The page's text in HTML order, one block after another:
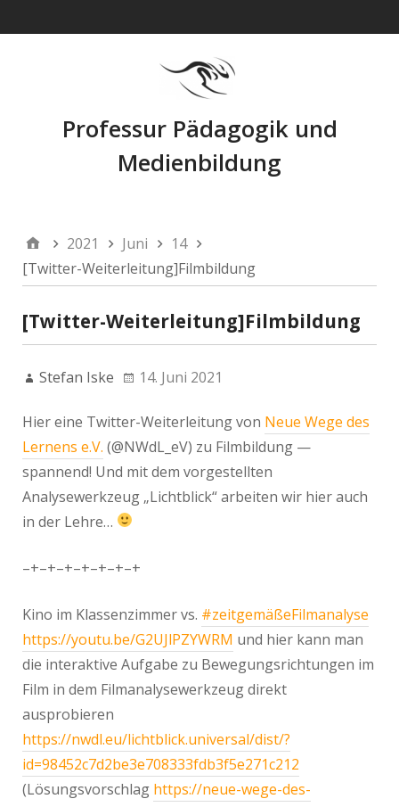
Professur Pädagogik und
Medienbildung
2021 Juni
14
[Twitter-Weiterleitung]Filmbildung
[Twitter-Weiterleitung]Filmbildung
Stefan Iske 14. Juni 2021
Hier eine Twitter-Weiterleitung von Neue Wege des
Lernens e.V. (@NWdL_eV) zu Filmbildung —
spannend! Und mit dem vorgestellten
Analysewerkzeug „Lichtblick“ arbeiten wir hier auch
in der Lehre…
–+–+–+–+–+–+–+
Kino im Klassenzimmer vs. #zeitgemäßeFilmanalyse
https://youtu.be/G2UJlPZYWRM und hier kann man
die interaktive Aufgabe zu Bewegungsrichtungen im
Film in dem Filmanalysewerkzeug direkt
ausprobieren
https://nwdl.eu/lichtblick.universal/dist/?
id=98452c7d2be3e708333fdb3f5e271c212
(Lösungsvorschlag https://neue-wege-des-